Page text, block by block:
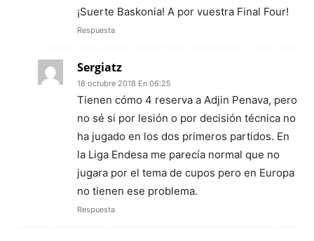
¡Suerte Baskonia! A por vuestra Final Four!
Respuesta
Sergiatz
18 octubre 2018 En 06:25
Tienen cómo 4 reserva a Adjin Penava, pero
no sé si por lesión o por decisión técnica no
ha jugado en los dos primeros partidos. En
la Liga Endesa me parecía normal que no
jugara por el tema de cupos pero en Europa
no tienen ese problema.
Respuesta